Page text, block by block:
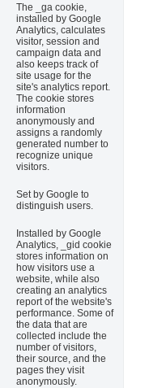
The _ga cookie,
installed by Google
Analytics, calculates
visitor, session and
campaign data and
also keeps track of
site usage for the
site's analytics report.
The cookie stores
information
anonymously and
assigns a randomly
generated number to
recognize unique
visitors.
Set by Google to
distinguish users.
Installed by Google
Analytics, _gid cookie
stores information on
how visitors use a
website, while also
creating an analytics
report of the website's
performance. Some of
the data that are
collected include the
number of visitors,
their source, and the
pages they visit
anonymously.